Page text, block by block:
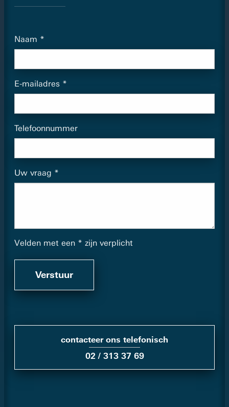
Naam
E-mailadres
Telefoonnummer
Uw vraag
Velden met een * zijn verplicht
Verstuur
contacteer ons telefonisch
02 / 313 37 69